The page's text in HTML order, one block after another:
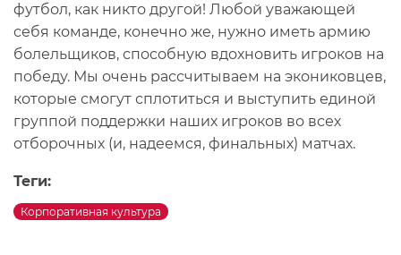
футбол, как никто другой! Любой уважающей
себя команде, конечно же, нужно иметь армию
болельщиков, способную вдохновить игроков на
победу. Мы очень рассчитываем на экониковцев,
которые смогут сплотиться и выступить единой
группой поддержки наших игроков во всех
отборочных (и, надеемся, финальных) матчах.
Теги:
Корпоративная культура